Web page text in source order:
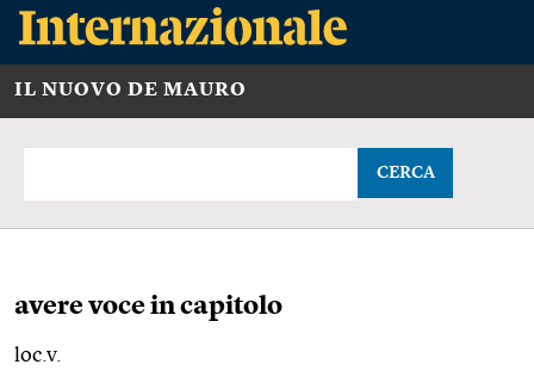
IL NUOVO DE MAURO
CERCA
avere voce in capitolo
loc.v.